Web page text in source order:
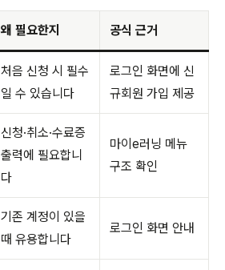
왜 필요한지 공식 근거
처음 신청 시 필수
일 수 있습니다
로그인 화면에 신
규회원 가입 제공
신청·취소·수료증
출력에 필요합니
다
마이e러닝 메뉴
구조 확인
기존 계정이 있을
때 유용합니다
로그인 화면 안내